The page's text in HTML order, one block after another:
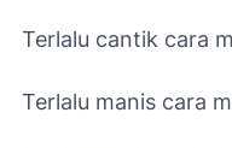
Terlalu cantik cara
Terlalu manis cara